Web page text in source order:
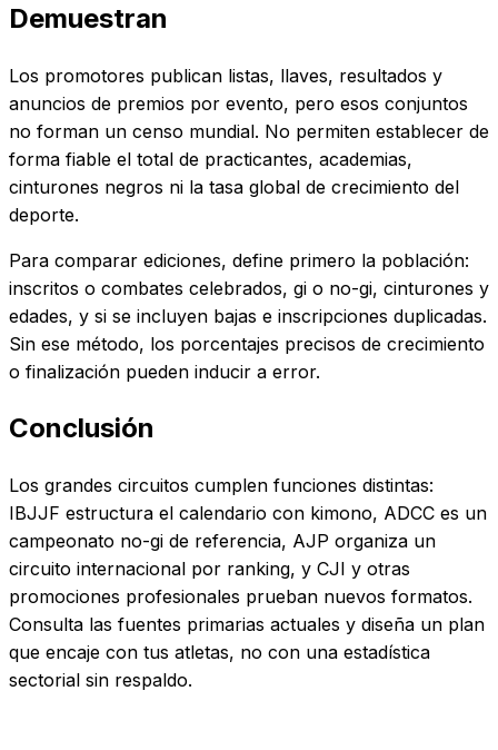
Demuestran
Los promotores publican listas, llaves, resultados y
anuncios de premios por evento, pero esos conjuntos
no forman un censo mundial. No permiten establecer de
forma fiable el total de practicantes, academias,
cinturones negros ni la tasa global de crecimiento del
deporte.
Para comparar ediciones, define primero la población:
inscritos o combates celebrados, gi o no-gi, cinturones y
edades, y si se incluyen bajas e inscripciones duplicadas.
Sin ese método, los porcentajes precisos de crecimiento
o finalización pueden inducir a error.
Conclusión
Los grandes circuitos cumplen funciones distintas:
IBJJF estructura el calendario con kimono, ADCC es un
campeonato no-gi de referencia, AJP organiza un
circuito internacional por ranking, y CJI y otras
promociones profesionales prueban nuevos formatos.
Consulta las fuentes primarias actuales y diseña un plan
que encaje con tus atletas, no con una estadística
sectorial sin respaldo.